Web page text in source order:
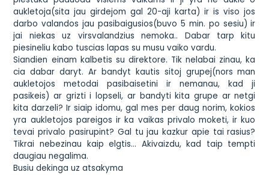
aukletoja(sita jau girdejom gal 20-aji karta) ir is viso jos
darbo valandos jau pasibaigusios(buvo 5 min. po sesiu) ir
jai niekas uz virsvalandzius nemoka.. Dabar tarp kitu
piesineliu kabo tuscias lapas su musu vaiko vardu.
Siandien einam kalbetis su direktore. Tik nelabai zinau, ka
cia dabar daryt. Ar bandyt kautis sitoj grupej(nors man
aukletojos metodai pasibaisetini ir nemanau, kad ji
pasikeis) ar grizti i lopseli, ar bandyti kita grupe ar netgi
kita darzeli? Ir siaip idomu, gal mes per daug norim, kokios
yra aukletojos pareigos ir ka vaikas privalo moketi, ir kuo
tevai privalo pasirupint? Gal tu jau kazkur apie tai rasius?
Tikrai nebezinau kaip elgtis… Akivaizdu, kad taip tempti
daugiau negalima.
Busiu dekinga uz atsakyma